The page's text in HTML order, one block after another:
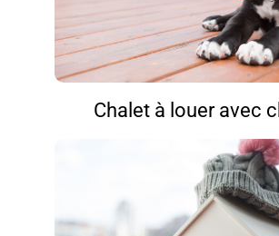
Chalet à louer avec